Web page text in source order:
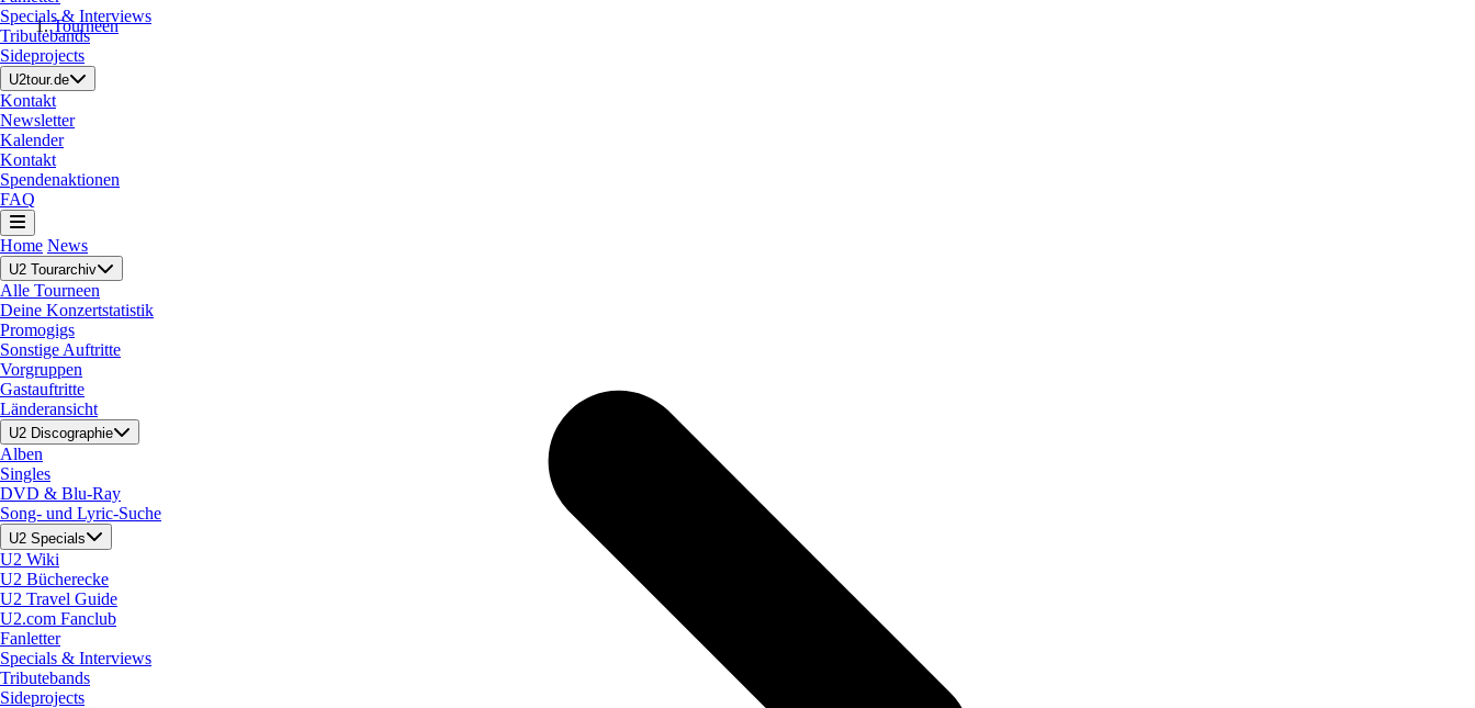
Specials & Interviews
Tributebands
Sideprojects
U2tour.de
Kontakt
Newsletter
Kalender
Kontakt
Spendenaktionen
FAQ
Home News
U2 Tourarchiv
Alle Tourneen
Deine Konzertstatistik
Promogigs
Sonstige Auftritte
Vorgruppen
Gastauftritte
Länderansicht
U2 Discographie
Alben
Singles
DVD & Blu-Ray
Song- und Lyric-Suche
U2 Specials
U2 Wiki
U2 Bücherecke
U2 Travel Guide
U2.com Fanclub
Fanletter
Specials & Interviews
Tributebands
Sideprojects
Tourneen